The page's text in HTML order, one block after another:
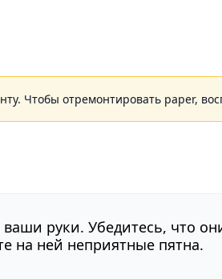
Чтобы отремонтировать paper,
руки. Убедитесь, что
на ней неприятные пятна.